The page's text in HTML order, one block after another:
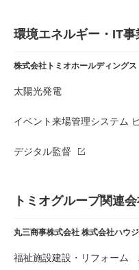
環境エネルギー・IT事
株式会社トミオホールディングス
太陽光発電
イベント来場管理システム
デジタル監督
トミオグループ関連
丸三商事株式会社 株式会社ハウ
福祉施設建設・リフォーム